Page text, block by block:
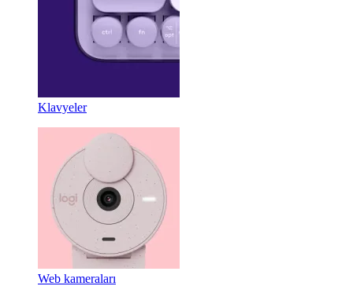
Klavyeler
Web kameraları